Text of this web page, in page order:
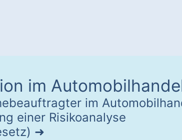
im
im
einer Risikoanalyse